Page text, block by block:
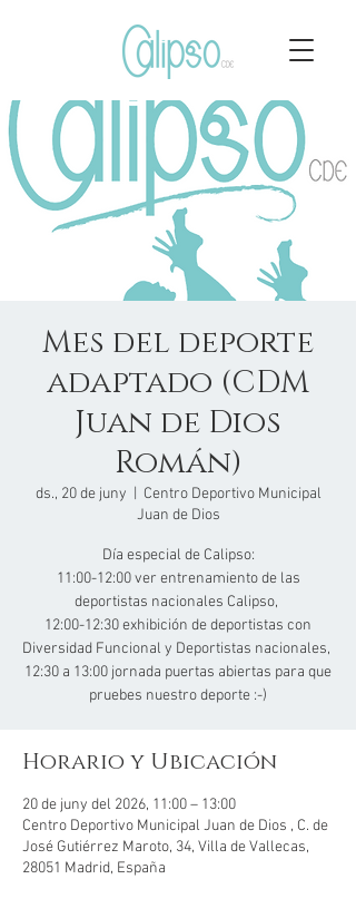
Mes del deporte
adaptado (CDM
Juan de Dios
Román)
ds., 20 de juny
Centro Deportivo Municipal
Juan de Dios
Día especial de Calipso:
11:00-12:00 ver entrenamiento de las
deportistas nacionales Calipso,
12:00-12:30 exhibición de deportistas con
Diversidad Funcional y Deportistas nacionales,
12:30 a 13:00 jornada puertas abiertas para que
pruebes nuestro deporte :-)
Horario y Ubicación
20 de juny del 2026, 11:00 – 13:00
Centro Deportivo Municipal Juan de Dios , C. de
José Gutiérrez Maroto, 34, Villa de Vallecas,
28051 Madrid, España